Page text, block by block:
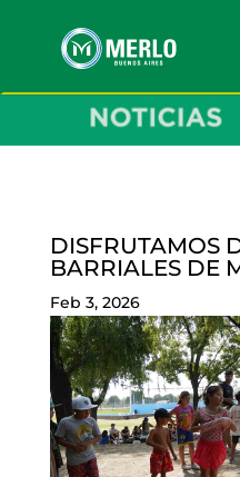
DISFRUTAMOS
BARRIALES DE
Feb 3, 2026